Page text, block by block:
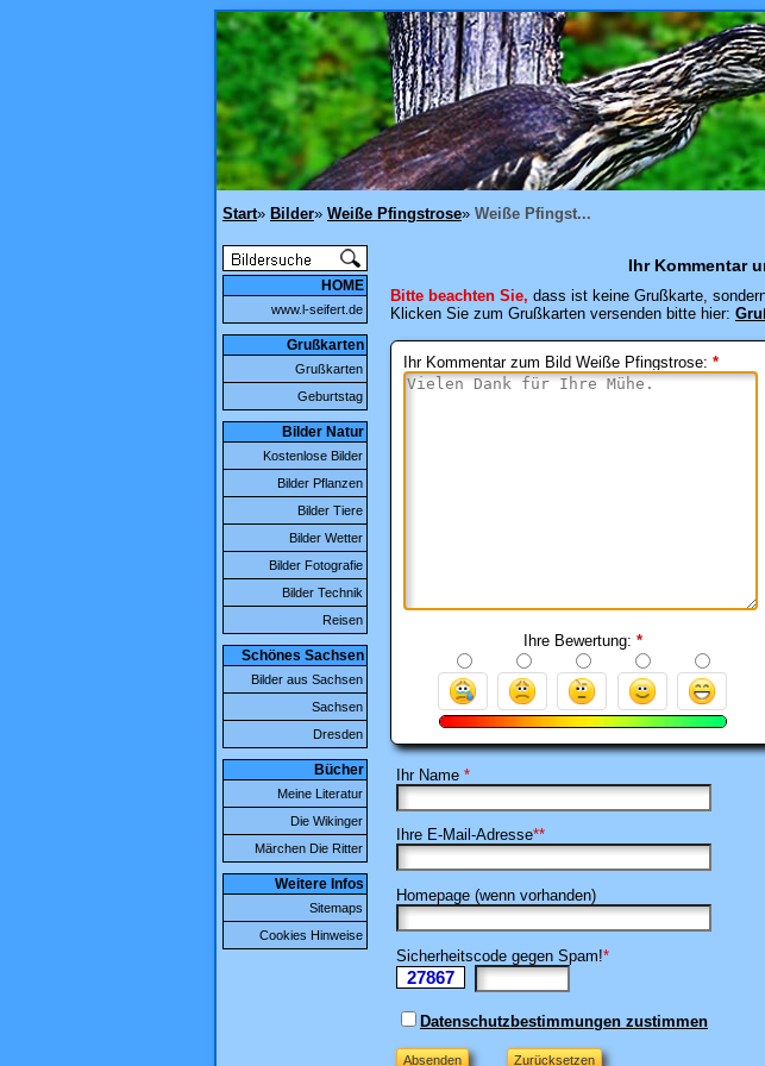
Start» Bilder» Weiße Pfingstrose» Weiße Pfingst...
HOME
www.l-seifert.de
Grußkarten
Grußkarten
Geburtstag
Bilder Natur
Kostenlose Bilder
Bilder Pflanzen
Bilder Tiere
Bilder Wetter
Bilder Fotografie
Bilder Technik
Reisen
Schönes Sachsen
Bilder aus Sachsen
Sachsen
Dresden
Bücher
Meine Literatur
Die Wikinger
Märchen Die Ritter
Weitere Infos
Sitemaps
Cookies Hinweise
Ihr Kommentar
Bitte beachten Sie, dass ist keine Grußkarte,
Klicken Sie zum Grußkarten versenden bitte hier:
Ihr Kommentar zum Bild Weiße Pfingstrose: *
Ihre Bewertung: *
Ihr Name *
Ihre E-Mail-Adresse**
Homepage (wenn vorhanden)
Sicherheitscode gegen Spam!*
27867
Datenschutzbestimmungen zustimmen